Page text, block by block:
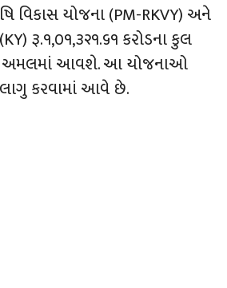
કૃષિ વિકાસ યોજના (PM-RKVY) અને
રૂ.૧,૦૧,૩૨૧.૬૧ કરોડના કુલ
અમલમાં આવશે. આ યોજનાઓ
લાગુ કરવામાં આવે છે.